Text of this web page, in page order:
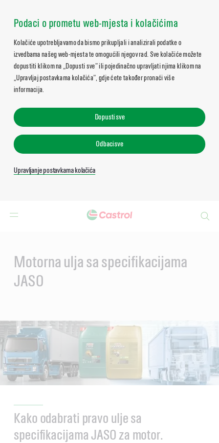
Podaci o prometu web-mjesta i kolačićima
Kolačiće upotrebljavamo da bismo prikupljali i analizirali podatke o
izvedbama našeg web-mjesta te omogućili njegov rad. Sve kolačiće možete
dopustiti klikom na „Dopusti sve” ili pojedinačno upravljati njima klikom na
„Upravljaj postavkama kolačića”, gdje ćete također pronaći više
informacija.
Dopusti sve
Odbaci sve
Upravljanje postavkama kolačića
Motorna ulja sa specifikacijama
JASO
Kako odabrati pravo ulje sa
specifikacijama JASO za motor.